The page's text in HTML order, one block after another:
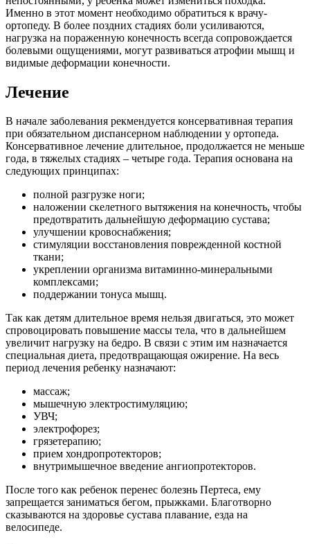
Именно в этот момент необходимо обратиться к врачу-
ортопеду. В более поздних стадиях боли усиливаются,
нагрузка на пораженную конечность всегда сопровождается
болевыми ощущениями, могут развиваться атрофии мышц и
видимые деформации конечности.
Лечение
В начале заболевания рекмендуется консервативная терапия
при обязательном диспансерном наблюдении у ортопеда.
Консервативное лечение длительное, продолжается не меньше
года, в тяжелых стадиях – четыре года. Терапия основана на
следующих принципах:
полной разгрузке ноги;
наложении скелетного вытяжения на конечность, чтобы
предотвратить дальнейшую деформацию сустава;
улучшении кровоснабжения;
стимуляции восстановления поврежденной костной
ткани;
укреплении организма витаминно-минеральными
комплексами;
поддержании тонуса мышц.
Так как детям длительное время нельзя двигаться, это может
спровоцировать повышение массы тела, что в дальнейшем
увеличит нагрузку на бедро. В связи с этим им назначается
специальная диета, предотвращающая ожирение. На весь
период лечения ребенку назначают:
массаж;
мышечную электростимуляцию;
УВЧ;
электрофорез;
грязетерапию;
прием хондропротекторов;
внутримышечное введение ангиопротекторов.
После того как ребенок перенес болезнь Пертеса, ему
запрещается заниматься бегом, прыжками. Благотворно
сказываются на здоровье сустава плавание, езда на
велосипеде.